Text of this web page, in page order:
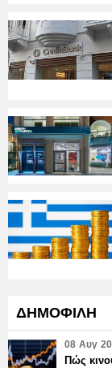
ΔΗΜΟΦΙΛΗ
08 Αυγ
Πώς